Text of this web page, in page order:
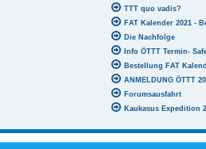
TTT quo vadis?
FAT Kalender 2021 -
Die Nachfolge
Info ÖTTT Termin-
Bestellung FAT
ANMELDUNG ÖTTT
Forumsausfahrt
Kaukasus Expedition